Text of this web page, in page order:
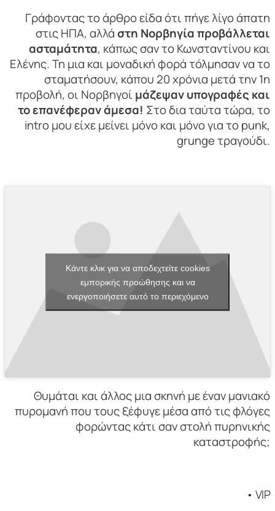
Γράφοντας το άρθρο είδα ότι πήγε λίγο άπατη
στις ΗΠΑ, αλλάστη Νορβηγία προβάλλεται
ασταμάτητα, κάπως σαν το Κωνσταντίνου και
Ελένης. Τη μια και μοναδική φορά τόλμησαν να το
σταματήσουν, κάπου 20 χρόνια μετά την 1η
προβολή, οι Νορβηγοί μάζεψαν υπογραφές και
το επανέφεραν άμεσα! Στο δια ταύτα τώρα, το
intro μου είχε μείνει μόνο και μόνο για το punk,
grunge τραγούδι.
Κάντε κλικ για να αποδεχτείτε cookies
εμπορικής προώθησης και να
ενεργοποιήσετε αυτό το περιεχόμενο
Θυμάται και άλλος μια σκηνή με έναν μανιακό
πυρομανή που τους ξέφυγε μέσα από τις φλόγες
φορώντας κάτι σαν στολή πυρηνικής
καταστροφής;
• VIP